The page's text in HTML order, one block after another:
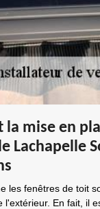
la mise en
Lachapelle
les fenêtres de toit
l'extérieur. En fait, il